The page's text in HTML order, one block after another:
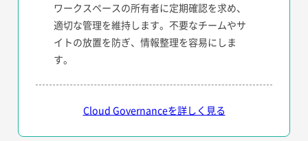
ワークスペースの所有者に定期確認を求め、
適切な管理を維持します。不要なチームやサ
イトの放置を防ぎ、情報整理を容易にしま
す。
Cloud Governanceを詳しく見る